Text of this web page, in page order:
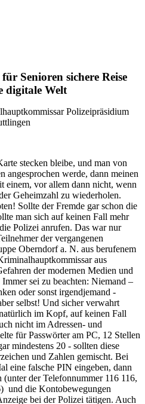
Senioren sichere Reise
digitale Welt
Polizeipräsidium
stecken bleibe, und man von
angesprochen werde, dann meinen
einem, vor allem dann nicht, wenn
Geheimzahl zu wiederholen.
Sollte der Fremde gar schon die
man sich auf keinen Fall mehr
Polizei anrufen. Das war nur
der vergangenen
Oberndorf a. N. aus berufenem
aus
der modernen Medien und
sei zu beachten: Niemand –
oder sonst irgendjemand -
selbst! Und sicher verwahrt
im Kopf, auf keinen Fall
nicht im Adressen- und
für Passwörter am PC, 12 Stellen
mindestens 20 - sollten diese
und Zahlen gemischt. Bei
eine falsche PIN eingeben, dann
der Telefonnummer 116 116,
und die Kontobewegungen
bei der Polizei tätigen. Auch